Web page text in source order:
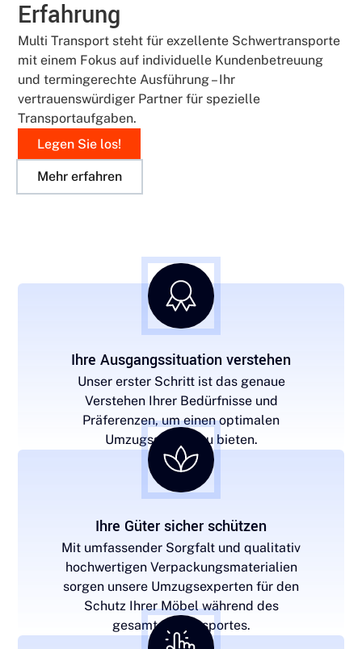
Erfahrung
Multi Transport steht für exzellente Schwertransporte
mit einem Fokus auf individuelle Kundenbetreuung
und termingerechte Ausführung – Ihr
vertrauenswürdiger Partner für spezielle
Transportaufgaben.
Legen Sie los!
Mehr erfahren
Ihre Ausgangssituation verstehen
Unser erster Schritt ist das genaue
Verstehen Ihrer Bedürfnisse und
Präferenzen, um einen optimalen
Umzugsservice zu bieten.
Ihre Güter sicher schützen
Mit umfassender Sorgfalt und qualitativ
hochwertigen Verpackungsmaterialien
sorgen unsere Umzugsexperten für den
Schutz Ihrer Möbel während des
gesamten Transportes.